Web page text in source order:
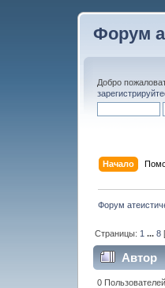
Форум
Добро
Начало
Форум
Страницы: 1 ...8
Автор
0